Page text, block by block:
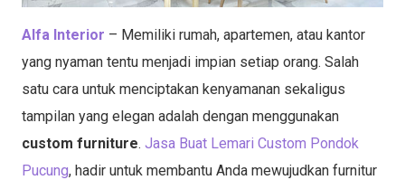
Alfa Interior – Memiliki rumah, apartemen, atau kantor
yang nyaman tentu menjadi impian setiap orang. Salah
satu cara untuk menciptakan kenyamanan sekaligus
tampilan yang elegan adalah dengan menggunakan
custom furniture. Jasa Buat Lemari Custom Pondok
Pucung, hadir untuk membantu Anda mewujudkan furnitur